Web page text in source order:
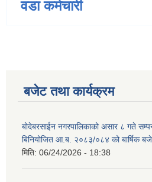
वडा कर्मचारी
बजेट तथा कार्यक्रम
बोदेबरसाईन नगरपालिकाको असार ८ गते
बिनियोजित आ.ब. २०८३/०८४ को बार्षिक
मिति: 06/24/2026 - 18:38